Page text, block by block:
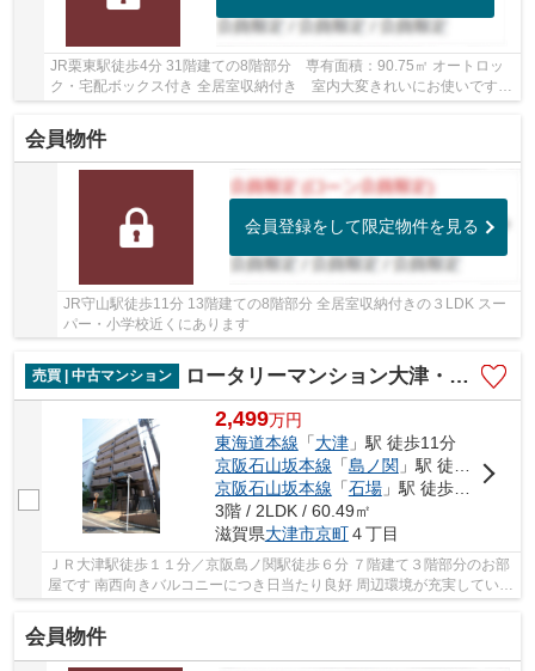
JR栗東駅徒歩4分 31階建ての8階部分 専有面積：90.75㎡ オートロッ
ク・宅配ボックス付き 全居室収納付き 室内大変きれいにお使いです
小学校・スーパー徒歩10分圏内です
会員物件
会員登録をして限定物件を見る
JR守山駅徒歩11分 13階建ての8階部分 全居室収納付きの３LDK スー
パー・小学校近くにあります
売買 | 中古マンション ロータリーマンション大津・京町
2,499万円
東海道本線 「大津」駅 徒歩11分
京阪石山坂本線 「島ノ関 」駅 徒歩6分
京阪石山坂本線 「石場」駅 徒歩7分
3階 / 2LDK / 60.49㎡
滋賀県大津市京町４丁目
ＪＲ大津駅徒歩１１分／京阪島ノ関駅徒歩６分 ７階建て３階部分のお部
屋です 南西向きバルコニーにつき日当たり良好 周辺環境が充実していま
会員物件